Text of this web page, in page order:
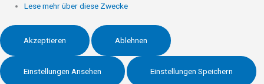
Lese mehr über diese Zwecke
Akzeptieren Ablehnen
Einstellungen Ansehen Einstellungen Speichern